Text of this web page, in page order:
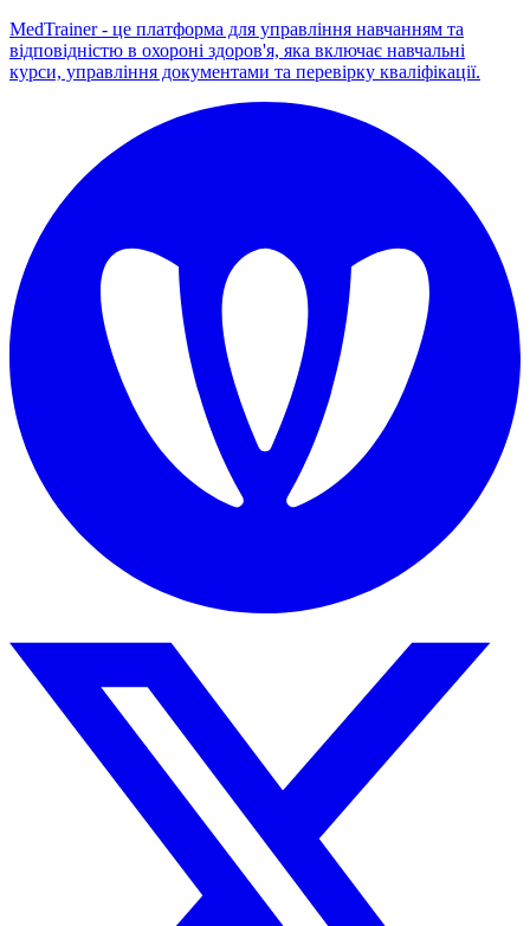
MedTrainer - це платформа для управління навчанням та
відповідністю в охороні здоров'я, яка включає навчальні
курси, управління документами та перевірку кваліфікації.